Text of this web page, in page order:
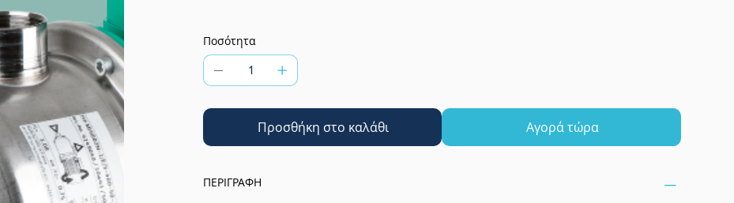
Ποσότητα
Προσθήκη στο καλάθι Αγορά τώρα
ΠΕΡΙΓΡΑΦΗ